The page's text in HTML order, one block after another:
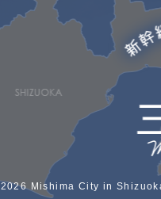
2026 Mishima City in